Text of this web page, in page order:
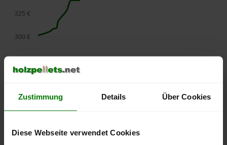
Zustimmung Details Über Cookies
Diese Webseite verwendet Cookies
September
2025
300 €
325 €
Die aktuelle Preisentwicklung für Holzpellets in Österreich
nachvollziehen.